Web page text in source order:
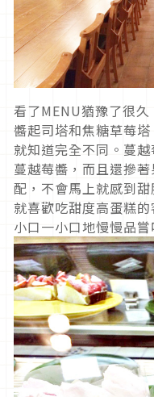
看了MENU猶豫了很
醬起司塔和焦糖草莓
就知道完全不同。蔓
蔓越莓醬，而且還摻
配，不會馬上就感到
就喜歡吃甜度高蛋糕
小口一小口地慢慢品嘗